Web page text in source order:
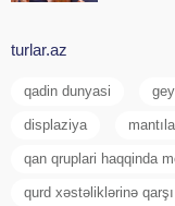
turlar.az
qadin dunyasi
displaziya
qan qruplari haqqinda
qurd xəstəliklərinə